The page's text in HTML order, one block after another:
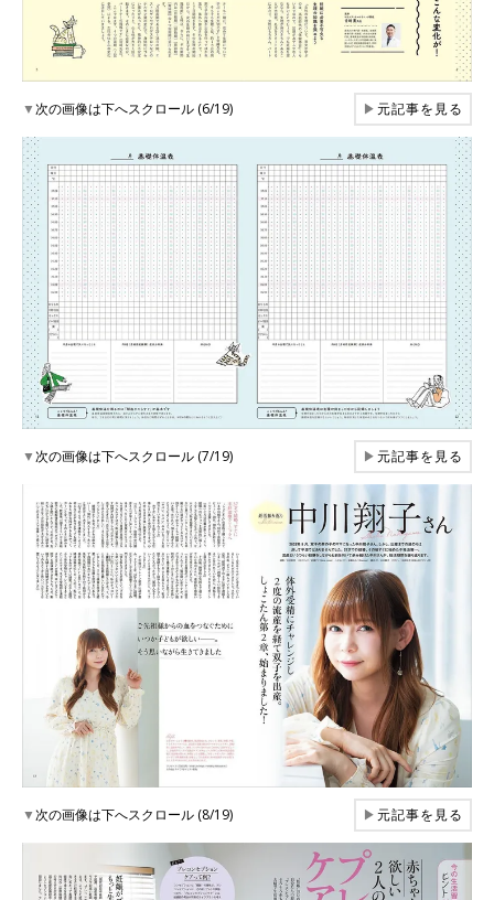
▼次の画像は下へスクロール (6/19) ▶元記事を見る
▼次の画像は下へスクロール (7/19) ▶元記事を見る
▼次の画像は下へスクロール (8/19) ▶元記事を見る